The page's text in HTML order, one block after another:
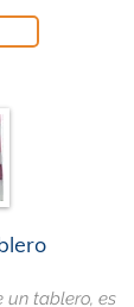
un tablero, es